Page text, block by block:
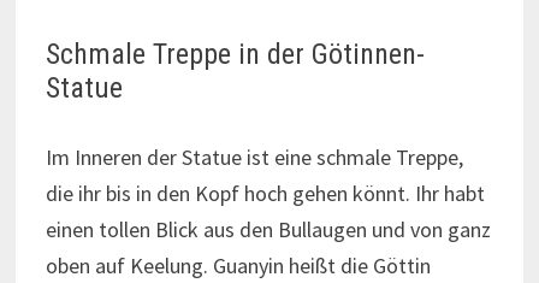
Schmale Treppe in der Götinnen-
Statue
Im Inneren der Statue ist eine schmale Treppe,
die ihr bis in den Kopf hoch gehen könnt. Ihr habt
einen tollen Blick aus den Bullaugen und von ganz
oben auf Keelung. Guanyin heißt die Göttin